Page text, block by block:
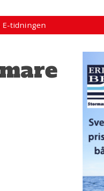
E-tidningen